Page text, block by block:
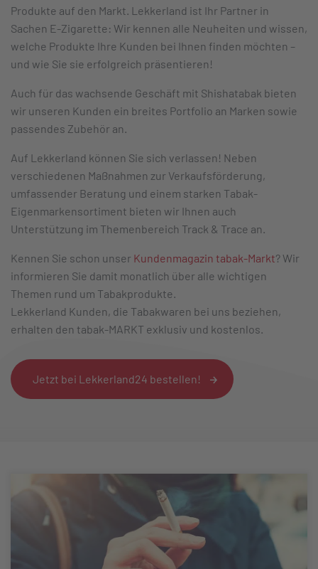
Produkte auf den Markt. Lekkerland ist Ihr Partner in
Sachen E-Zigarette: Wir kennen alle Neuheiten und wissen,
welche Produkte Ihre Kunden bei Ihnen finden möchten –
und wie Sie sie erfolgreich präsentieren!
Auch für das wachsende Geschäft mit Shishatabak bieten
wir unseren Kunden ein breites Portfolio an Marken sowie
passendes Zubehör an.
Auf Lekkerland können Sie sich verlassen! Neben
verschiedenen Maßnahmen zur Verkaufsförderung,
umfassender Beratung und einem starken Tabak-
Eigenmarkensortiment bieten wir Ihnen auch
Unterstützung im Themenbereich Track & Trace an.
Kennen Sie schon unser Kundenmagazin tabak-Markt? Wir
informieren Sie damit monatlich über alle wichtigen
Themen rund um Tabakprodukte.
Lekkerland Kunden, die Tabakwaren bei uns beziehen,
erhalten den tabak-MARKT exklusiv und kostenlos.
Jetzt bei Lekkerland24 bestellen!